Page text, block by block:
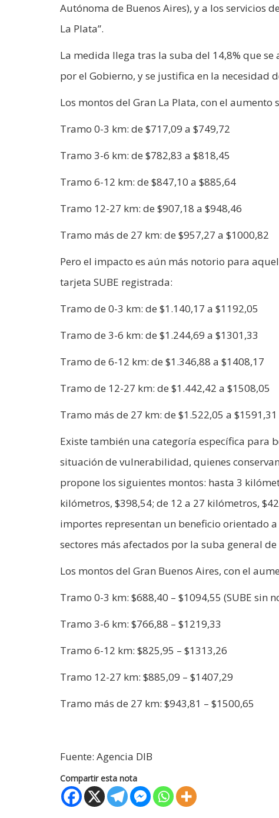
Autónoma de Buenos Aires), y a los servicios
La Plata”.
La medida llega tras la suba del 14,8% que
por el Gobierno, y se justifica en la necesidad
Los montos del Gran La Plata, con el aumento
Tramo 0-3 km: de $717,09 a $749,72
Tramo 3-6 km: de $782,83 a $818,45
Tramo 6-12 km: de $847,10 a $885,64
Tramo 12-27 km: de $907,18 a $948,46
Tramo más de 27 km: de $957,27 a $1000,82
Pero el impacto es aún más notorio para
tarjeta SUBE registrada:
Tramo de 0-3 km: de $1.140,17 a $1192,05
Tramo de 3-6 km: de $1.244,69 a $1301,33
Tramo de 6-12 km: de $1.346,88 a $1408,17
Tramo de 12-27 km: de $1.442,42 a $1508,05
Tramo más de 27 km: de $1.522,05 a $1591,31
Existe también una categoría específica para
situación de vulnerabilidad, quienes
propone los siguientes montos: hasta 3
kilómetros, $398,54; de 12 a 27 kilómetros,
importes representan un beneficio orientado
sectores más afectados por la suba general de
Los montos del Gran Buenos Aires, con el
Tramo 0-3 km: $688,40 – $1094,55 (SUBE sin
Tramo 3-6 km: $766,88 – $1219,33
Tramo 6-12 km: $825,95 – $1313,26
Tramo 12-27 km: $885,09 – $1407,29
Tramo más de 27 km: $943,81 – $1500,65
Fuente: Agencia DIB
Compartir esta nota